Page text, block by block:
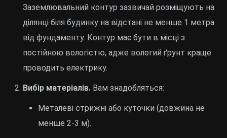
Заземлювальний контур зазвичай розміщують на
ділянці біля будинку на відстані не менше 1 метра
від фундаменту. Контур має бути в місці з
постійною вологістю, адже вологий ґрунт краще
проводить електрику.
Вибір матеріалів. Вам знадобляться:
Металеві стрижні або куточки (довжина не
менше 2-3 м).